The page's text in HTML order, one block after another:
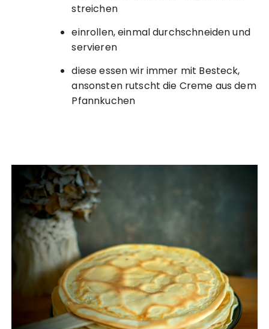
streichen
einrollen, einmal durchschneiden und
servieren
diese essen wir immer mit Besteck,
ansonsten rutscht die Creme aus dem
Pfannkuchen